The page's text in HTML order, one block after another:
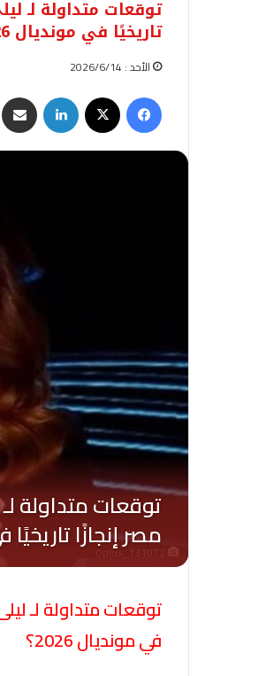
توقعات متداولة لـ
تاريخيًا في مونديال 2026؟
الأحد : 2026/6/14
فيسبوك لينكدإن
توقعات متداولة لـ
في مونديال 2026؟